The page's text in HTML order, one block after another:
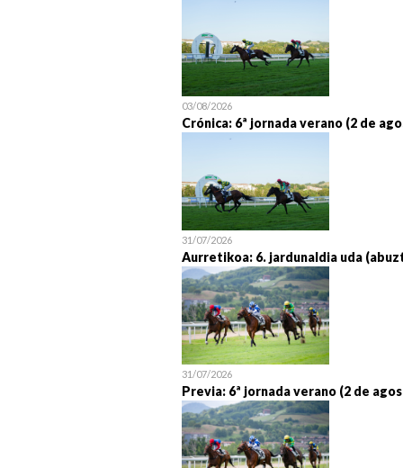
03/08/2026
Crónica: 6ª jornada verano (2 de
31/07/2026
Aurretikoa: 6. jardunaldia uda
31/07/2026
Previa: 6ª jornada verano (2 de